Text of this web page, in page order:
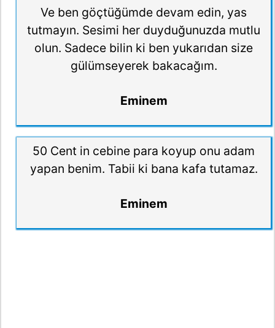
Ve ben göçtüğümde devam edin, yas
tutmayın. Sesimi her duyduğunuzda mutlu
olun. Sadece bilin ki ben yukarıdan size
gülümseyerek bakacağım.
Eminem
50 Cent in cebine para koyup onu adam
yapan benim. Tabii ki bana kafa tutamaz.
Eminem